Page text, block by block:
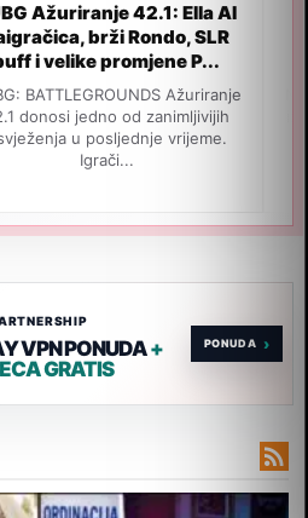
AI
GTA 6 neće propustiti
izlaska u novembru,
popularnom leakeru
Navodno je GTA 6 i dalje na
izađe 19. novembra 2026.
jedan važan insajder tvrdi da
VPN PONUDA+
GRATIS
›
